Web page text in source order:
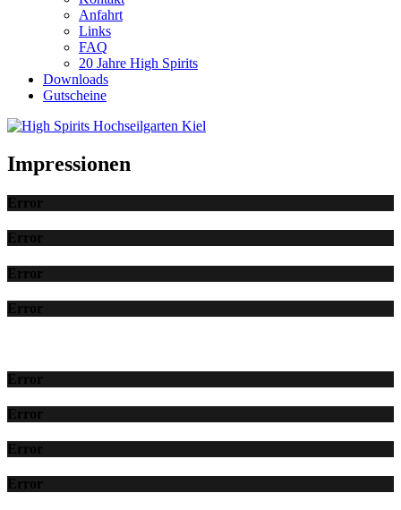
Anfahrt
Links
FAQ
20 Jahre High Spirits
Downloads
Gutscheine
Impressionen
Error
Error
Error
Error
Error
Error
Error
Error